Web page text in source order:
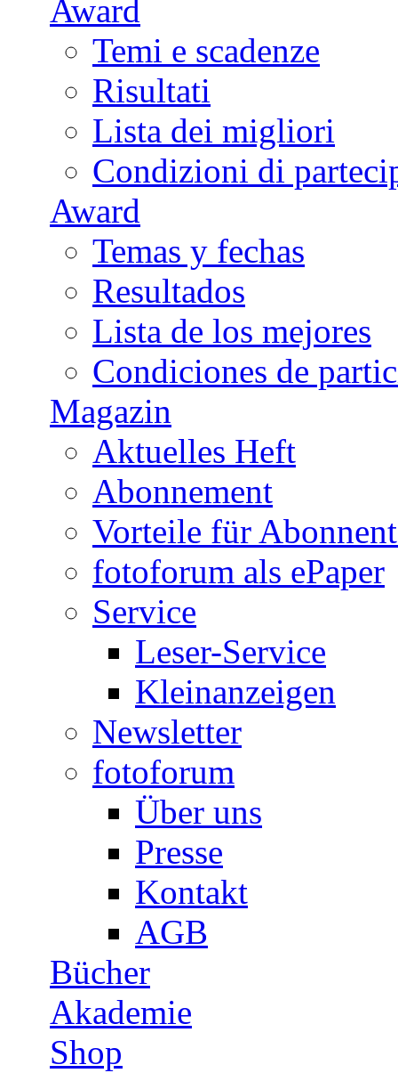
Award
Temi e scadenze
Risultati
Lista dei migliori
Condizioni di
Award
Temas y fechas
Resultados
Lista de los mejores
Condiciones de
Magazin
Aktuelles Heft
Abonnement
Vorteile für
fotoforum als ePaper
Service
Leser-Service
Kleinanzeigen
Newsletter
fotoforum
Über uns
Presse
Kontakt
AGB
Bücher
Akademie
Shop